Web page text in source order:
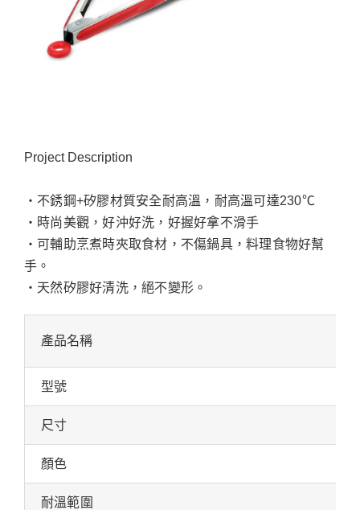
Project Description
‧不銹鋼+矽膠材質安全耐高溫，耐高溫可達230℃
‧時尚美觀，好沖好洗，好握好拿不滑手
‧可輔助烹煮時夾取食材，不傷鍋具，料理食物好幫
手。
‧天然矽膠好清洗，絕不變形。
產品名稱
型號
尺寸
顏色
耐溫範圍